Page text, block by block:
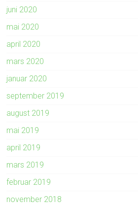
juni 2020
mai 2020
april 2020
mars 2020
januar 2020
september 2019
august 2019
mai 2019
april 2019
mars 2019
februar 2019
november 2018